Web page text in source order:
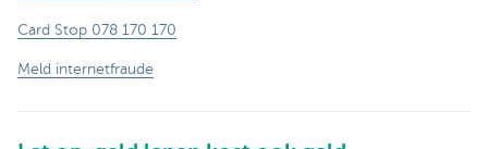
Card Stop 078 170 170
Meld internetfraude